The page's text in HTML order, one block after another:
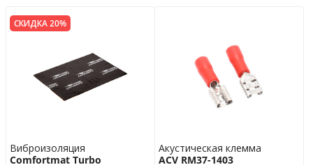
СКИДКА 20%
Виброизоляция
Comfortmat Turbo
Акустическая клемма
ACV RM37-1403